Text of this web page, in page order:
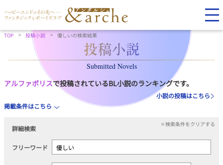
TOP 投稿小説 優しいの検索結果
Submitted Novels
アルファポリスで投稿されているBL小説のランキングです。
小説の投稿はこちら
掲載条件はこちら
詳細検索
×検索条件をクリアする
フリーワード